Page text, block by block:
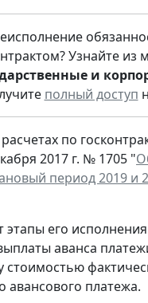
Узнайте
и
полный доступ
по
2017 г. № 1705 "
период 2019 и
этапы его
аванса
авансового платежа.